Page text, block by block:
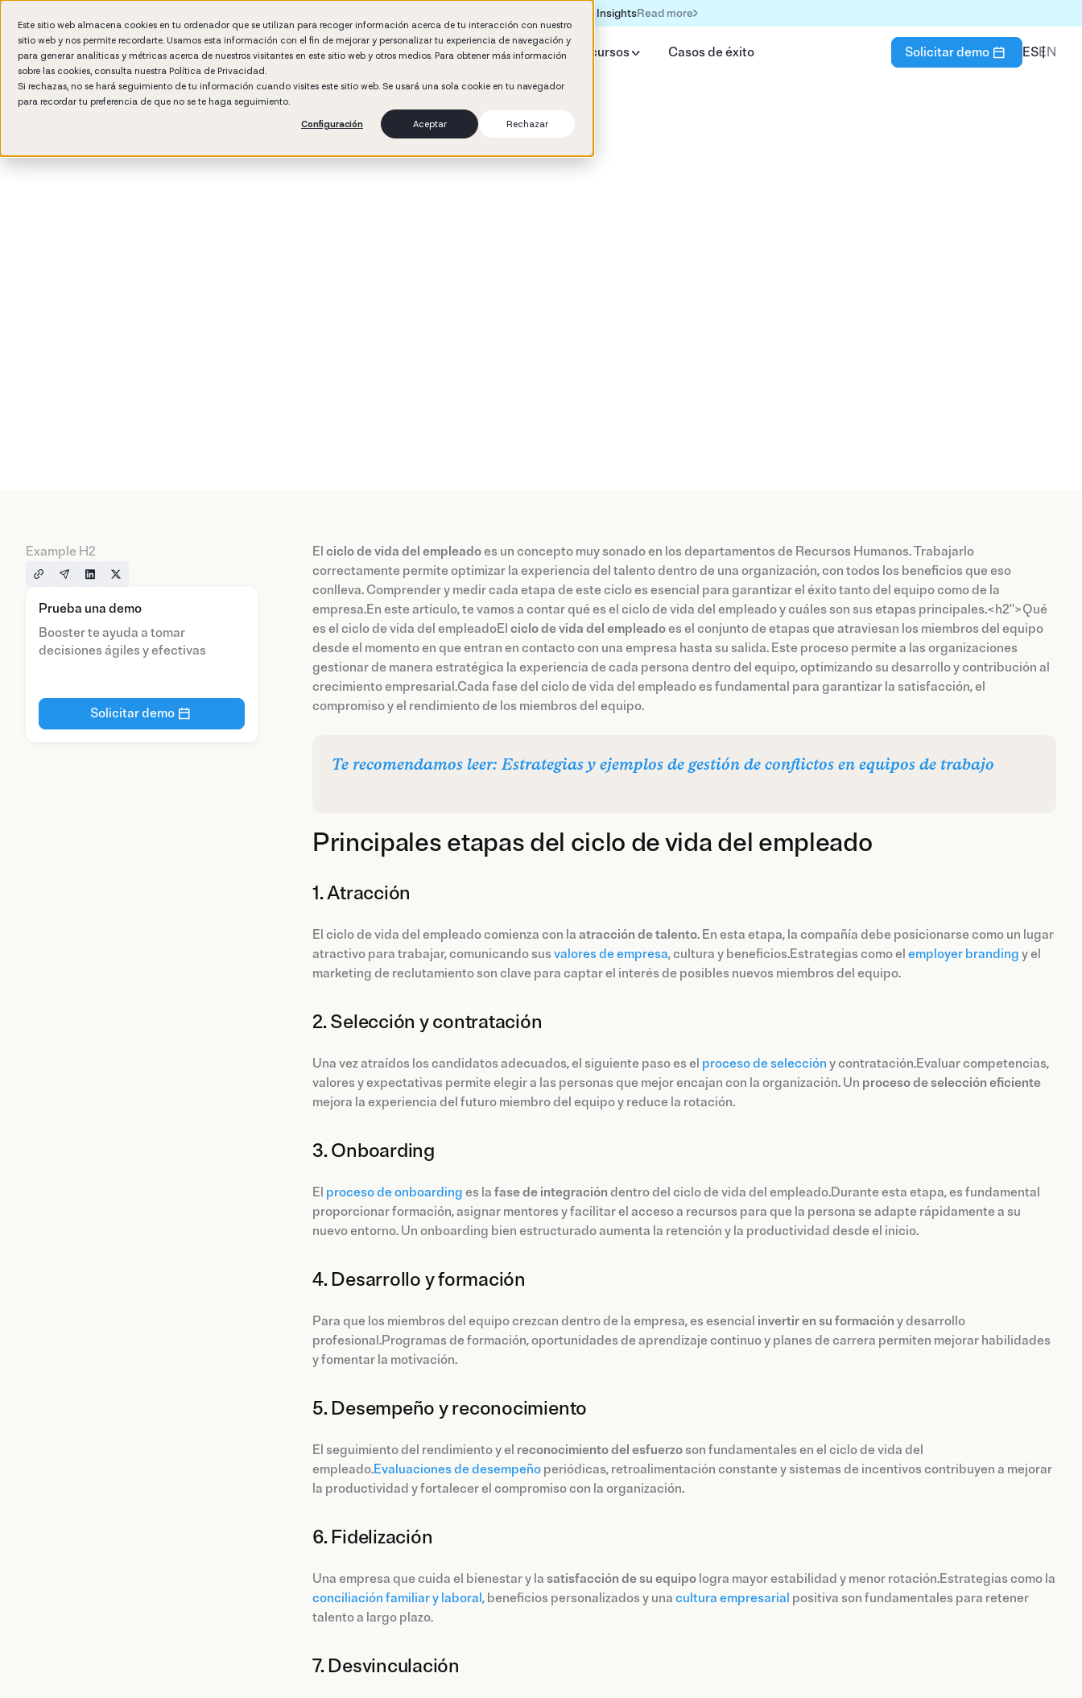
Este sitio web almacena cookies en tu ordenador que se utilizan para recoger información acerca de tu interacción con nuestro
sitio web y nos permite recordarte. Usamos esta información con el fin de mejorar y personalizar tu experiencia de navegación y
para generar analíticas y métricas acerca de nuestros visitantes en este sitio web y otros medios. Para obtener más información
sobre las cookies, consulta nuestra Política de Privacidad.
Si rechazas, no se hará seguimiento de tu información cuando visites este sitio web. Se usará una sola cookie en tu navegador
para recordar tu preferencia de que no se te haga seguimiento.
Configuración
Aceptar Rechazar
Formación IA para empresas | Booster AI InsightsRead more
Por qué Booster IA HR Estudio Recursos Casos de éxito Solicitar demo ESEN
Example H2
Prueba una demo
Booster te ayuda a tomar
decisiones ágiles y efectivas
Solicitar demo
El ciclo de vida del empleadoes un concepto muy sonado en los departamentos de Recursos Humanos. Trabajarlo
correctamente permite optimizar la experiencia del talento dentro de una organización, con todos los beneficios que eso
conlleva. Comprender y medir cada etapa de este ciclo es esencial para garantizar el éxito tanto del equipo como de la
empresa.En este artículo, te vamos a contar qué es el ciclo de vida del empleado y cuáles son sus etapas principales.<h2">Qué
es el ciclo de vida del empleadoEl ciclo de vida del empleadoes el conjunto de etapas que atraviesan los miembros del equipo
desde el momento en que entran en contacto con una empresa hasta su salida. Este proceso permite a las organizaciones
gestionar de manera estratégica la experiencia de cada persona dentro del equipo, optimizando su desarrollo y contribución al
crecimiento empresarial.Cada fase del ciclo de vida del empleado es fundamental para garantizar la satisfacción, el
compromiso y el rendimiento de los miembros del equipo.
Te recomendamos leer: Estrategias y ejemplos de gestión de conflictos en equipos de trabajo
Principales etapas del ciclo de vida del empleado
1. Atracción
El ciclo de vida del empleado comienza con la atracción de talento. En esta etapa, la compañía debe posicionarse como un lugar
atractivo para trabajar, comunicando sus valores de empresa, cultura y beneficios.Estrategias como el employer branding y el
marketing de reclutamiento son clave para captar el interés de posibles nuevos miembros del equipo.
2. Selección y contratación
Una vez atraídos los candidatos adecuados, el siguiente paso es el proceso de selección y contratación.Evaluar competencias,
valores y expectativas permite elegir a las personas que mejor encajan con la organización. Un proceso de selección eficiente
mejora la experiencia del futuro miembro del equipo y reduce la rotación.
3. Onboarding
El proceso de onboarding es la fase de integración dentro del ciclo de vida del empleado.Durante esta etapa, es fundamental
proporcionar formación, asignar mentores y facilitar el acceso a recursos para que la persona se adapte rápidamente a su
nuevo entorno. Un onboarding bien estructurado aumenta la retención y la productividad desde el inicio.
4. Desarrollo y formación
Para que los miembros del equipo crezcan dentro de la empresa, es esencial invertir en su formación y desarrollo
profesional.Programas de formación, oportunidades de aprendizaje continuo y planes de carrera permiten mejorar habilidades
y fomentar la motivación.
5. Desempeño y reconocimiento
El seguimiento del rendimiento y el reconocimiento del esfuerzo son fundamentales en el ciclo de vida del
empleado.Evaluaciones de desempeño periódicas, retroalimentación constante y sistemas de incentivos contribuyen a mejorar
la productividad y fortalecer el compromiso con la organización.
6. Fidelización
Una empresa que cuida el bienestar y la satisfacción de su equipo logra mayor estabilidad y menor rotación.Estrategias como la
conciliación familiar y laboral, beneficios personalizados y una cultura empresarial positiva son fundamentales para retener
talento a largo plazo.
7. Desvinculación